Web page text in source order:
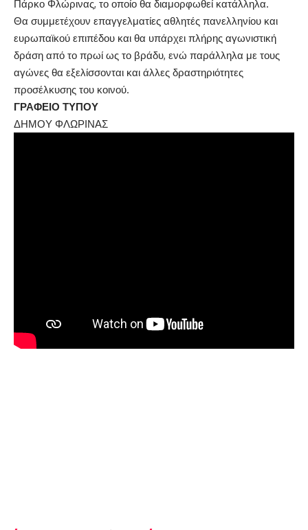
Πάρκο Φλώρινας, το οποίο θα διαμορφωθεί κατάλληλα.
Θα συμμετέχουν επαγγελματίες αθλητές πανελληνίου και
ευρωπαϊκού επιπέδου και θα υπάρχει πλήρης αγωνιστική
δράση από το πρωί ως το βράδυ, ενώ παράλληλα με τους
αγώνες θα εξελίσσονται και άλλες δραστηριότητες
προσέλκυσης του κοινού.
ΓΡΑΦΕΙΟ ΤΥΠΟΥ
ΔΗΜΟΥ ΦΛΩΡΙΝΑΣ